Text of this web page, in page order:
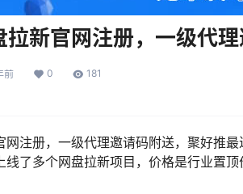
新官网注册，一级代理
前 0 181
网注册，一级代理邀请码附送，聚好推
了多个网盘拉新项目，价格是行业置顶